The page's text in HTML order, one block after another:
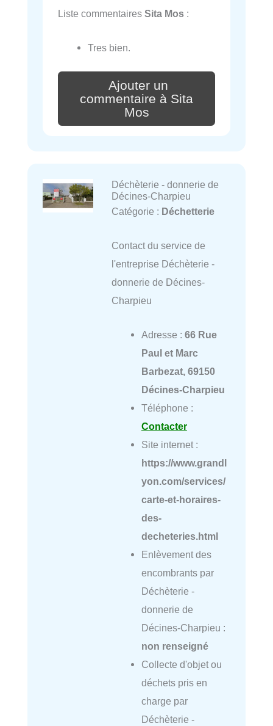
Liste commentaires Sita Mos :
Tres bien.
Ajouter un
commentaire à Sita
Mos
Déchèterie - donnerie de
Décines-Charpieu
Catégorie : Déchetterie
Contact du service de
l'entreprise Déchèterie -
donnerie de Décines-
Charpieu
Adresse : 66 Rue
Paul et Marc
Barbezat, 69150
Décines-Charpieu
Téléphone :
Contacter
Site internet :
https://www.grandl
yon.com/services/
carte-et-horaires-
des-
decheteries.html
Enlèvement des
encombrants par
Déchèterie -
donnerie de
Décines-Charpieu :
non renseigné
Collecte d'objet ou
déchets pris en
charge par
Déchèterie -